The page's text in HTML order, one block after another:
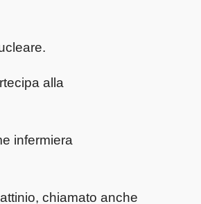
alla
infermiera
chiamato anche